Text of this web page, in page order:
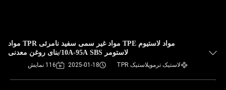
مواد لاستیوم TPE مواد غیر سمی سفید نامرئی TPR مواد
لاستومر 10A-95A SBS/بنای روغن معدنی
لاستیک ترموپلاستیک TPR 2025-01-18 116 نمایش